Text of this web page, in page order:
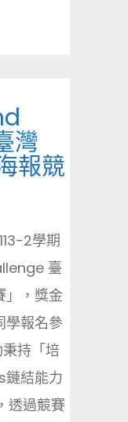
灣
報競
2學期
臺
」，獎金
學報名參
持「培
鏈結能力
透過競賽